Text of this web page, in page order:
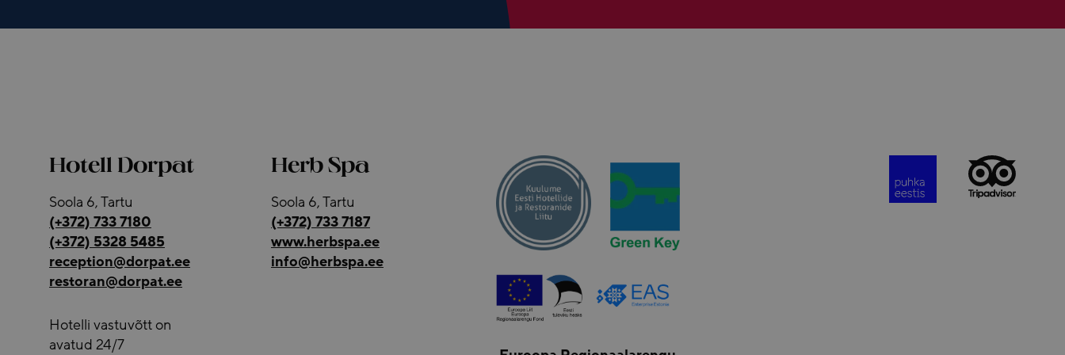
Hotell Dorpat
Soola 6, Tartu
(+372) 733 7180
(+372) 5328 5485
reception@dorpat.ee
restoran@dorpat.ee
Hotelli vastuvõtt on
avatud 24/7
Herb Spa
Soola 6, Tartu
(+372) 733 7187
www.herbspa.ee
info@herbspa.ee